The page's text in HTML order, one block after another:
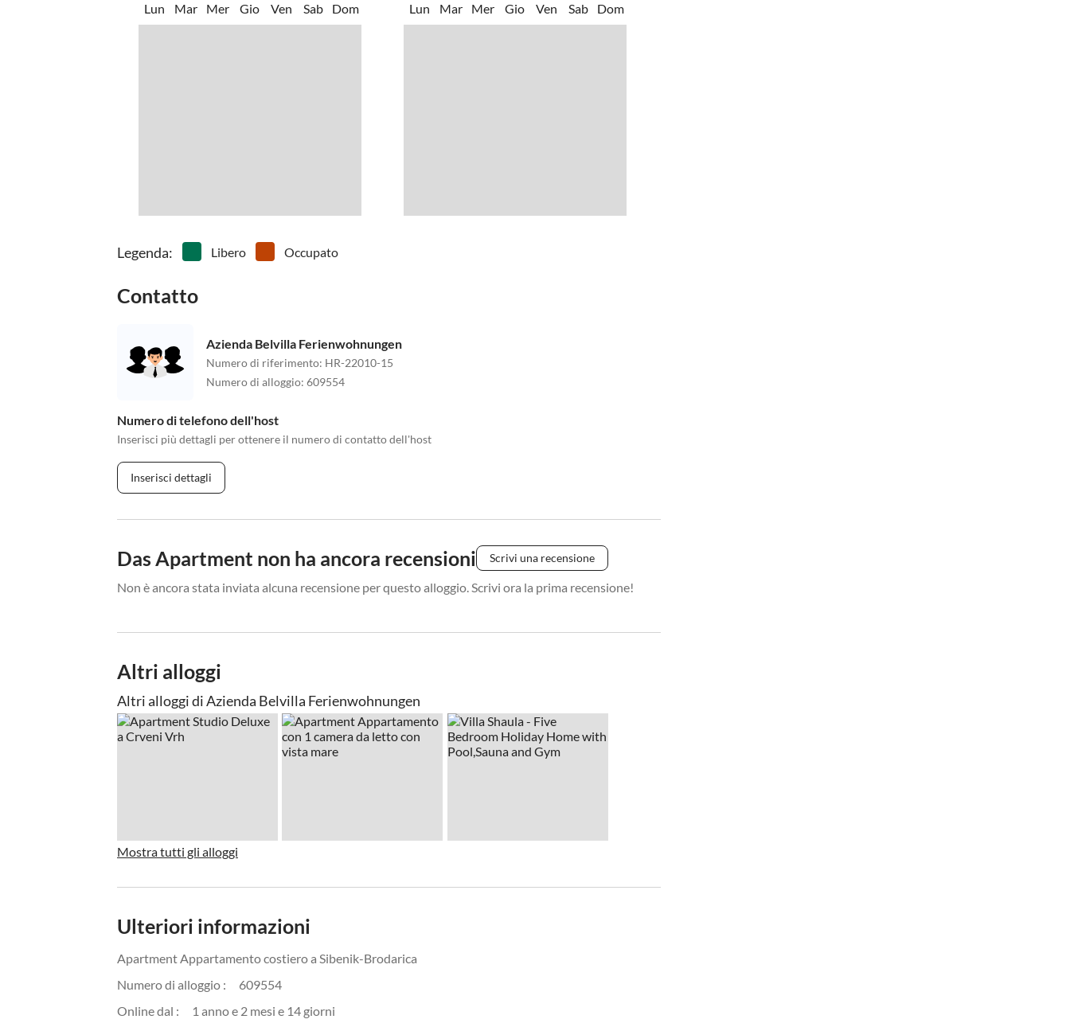
Lun Mar Mer Gio Ven Sab Dom Lun Mar Mer Gio Ven Sab Dom
Legenda: Libero Occupato
Contatto
Azienda Belvilla Ferienwohnungen
Numero di riferimento: HR-22010-15
Numero di alloggio: 609554
Numero di telefono dell'host
Inserisci più dettagli per ottenere il numero di contatto dell'host
Inserisci dettagli
Das Apartment non ha ancora recensioni Scrivi una recensione
Non è ancora stata inviata alcuna recensione per questo alloggio. Scrivi ora la prima recensione!
Altri alloggi
Altri alloggi di Azienda Belvilla Ferienwohnungen
Mostra tutti gli alloggi
Ulteriori informazioni
Apartment Appartamento costiero a Sibenik-Brodarica
Numero di alloggio :
609554
Online dal :
1 anno e 2 mesi e 14 giorni